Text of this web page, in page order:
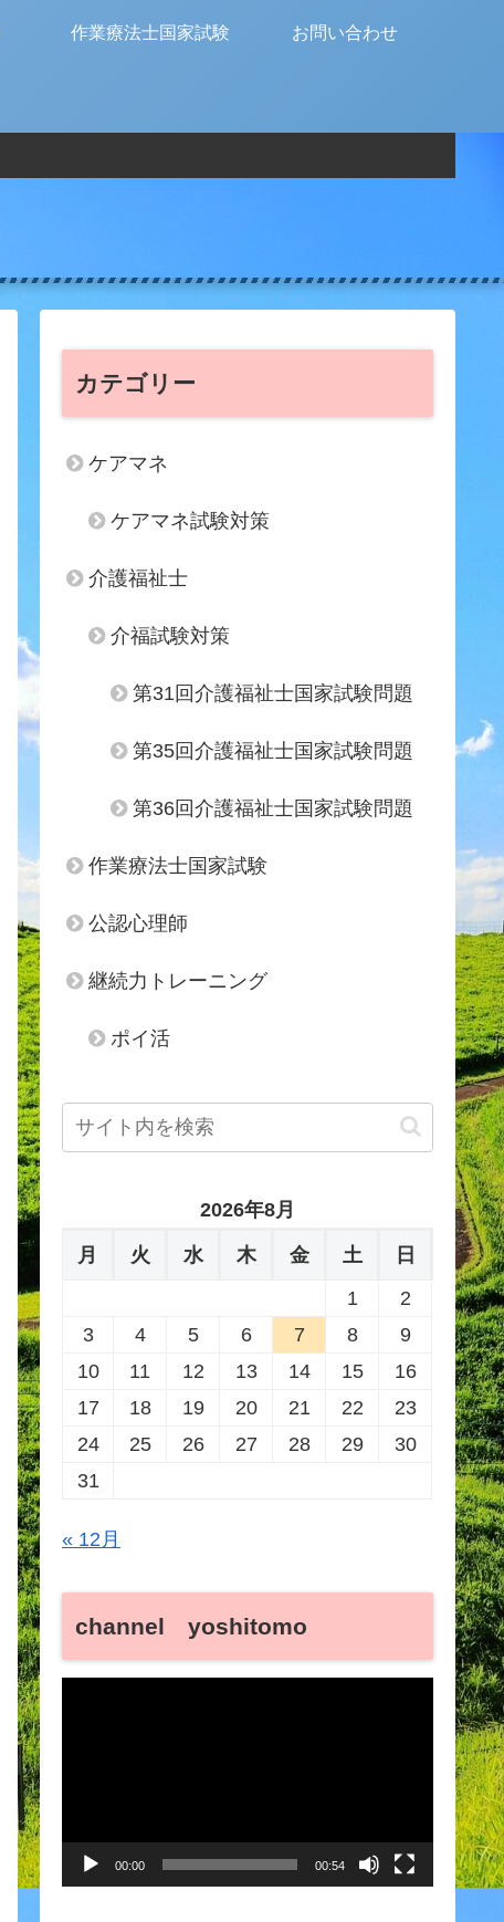
作業療法士国家試験 お問い合わせ
カテゴリー
ケアマネ
ケアマネ試験対策
介護福祉士
介福試験対策
第31回介護福祉士国家試験問題
第35回介護福祉士国家試験問題
第36回介護福祉士国家試験問題
作業療法士国家試験
公認心理師
継続力トレーニング
ポイ活
2026年8月
月 火 水 木 金 土
日
1
2
3
4 5 6 7 8
9
10
11 12 13 14 15
16
17
18 19 20 21 22
23
24
25 26 27 28 29
30
31
« 12月
channel yoshitomo
00:00 00:54